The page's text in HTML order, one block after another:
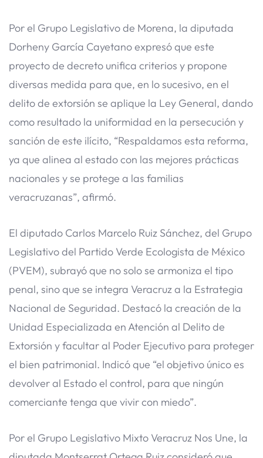
Por el Grupo Legislativo de Morena, la diputada
Dorheny García Cayetano expresó que este
proyecto de decreto unifica criterios y propone
diversas medida para que, en lo sucesivo, en el
delito de extorsión se aplique la Ley General, dando
como resultado la uniformidad en la persecución y
sanción de este ilícito, “Respaldamos esta reforma,
ya que alinea al estado con las mejores prácticas
nacionales y se protege a las familias
veracruzanas”, afirmó.
El diputado Carlos Marcelo Ruiz Sánchez, del Grupo
Legislativo del Partido Verde Ecologista de México
(PVEM), subrayó que no solo se armoniza el tipo
penal, sino que se integra Veracruz a la Estrategia
Nacional de Seguridad. Destacó la creación de la
Unidad Especializada en Atención al Delito de
Extorsión y facultar al Poder Ejecutivo para proteger
el bien patrimonial. Indicó que “el objetivo único es
devolver al Estado el control, para que ningún
comerciante tenga que vivir con miedo”.
Por el Grupo Legislativo Mixto Veracruz Nos Une, la